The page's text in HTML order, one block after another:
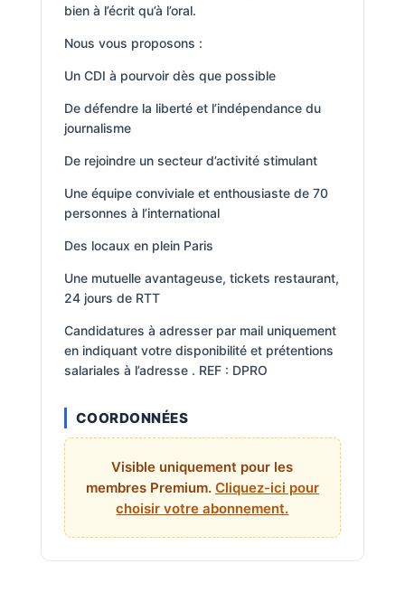
bien à l’écrit qu’à l’oral.
Nous vous proposons :
Un CDI à pourvoir dès que possible
De défendre la liberté et l’indépendance du
journalisme
De rejoindre un secteur d’activité stimulant
Une équipe conviviale et enthousiaste de 70
personnes à l’international
Des locaux en plein Paris
Une mutuelle avantageuse, tickets restaurant,
24 jours de RTT
Candidatures à adresser par mail uniquement
en indiquant votre disponibilité et prétentions
salariales à l’adresse . REF : DPRO
COORDONNÉES
Visible uniquement pour les
membres Premium. Cliquez-ici pour
choisir votre abonnement.